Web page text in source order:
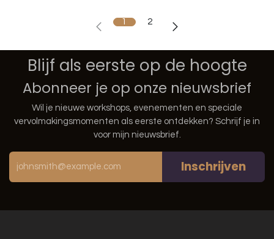
1 2
Blijf als eerste op de hoogte
Abonneer je op onze nieuwsbrief
Wil je nieuwe workshops, evenementen en speciale
vervolmakingsmomenten als eerste ontdekken? Schrijf je in
voor mijn nieuwsbrief.
Inschrijven